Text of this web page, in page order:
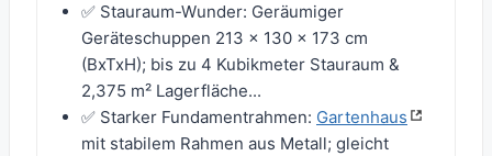
✅ Stauraum-Wunder: Geräumiger
Geräteschuppen 213 x 130 x 173 cm
(BxTxH); bis zu 4 Kubikmeter Stauraum &
2,375 m² Lagerfläche...
✅ Starker Fundamentrahmen: Gartenhaus
mit stabilem Rahmen aus Metall; gleicht